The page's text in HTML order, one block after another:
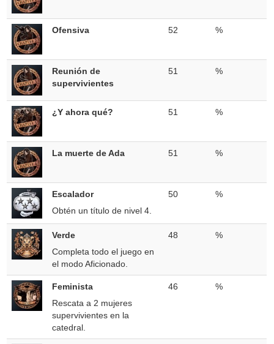
Ofensiva 52 %
Reunión de
supervivientes
51 %
¿Y ahora qué? 51 %
La muerte de Ada 51 %
Escalador
Obtén un título de nivel 4.
50 %
Verde
Completa todo el juego en
el modo Aficionado.
48 %
Feminista
Rescata a 2 mujeres
supervivientes en la
catedral.
46 %